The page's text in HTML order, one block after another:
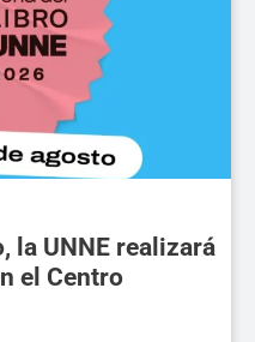
la UNNE realizará
el Centro